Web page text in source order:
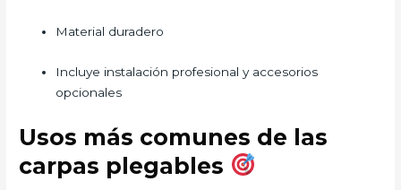
Material duradero
Incluye instalación profesional y accesorios
opcionales
Usos más comunes de las
carpas plegables